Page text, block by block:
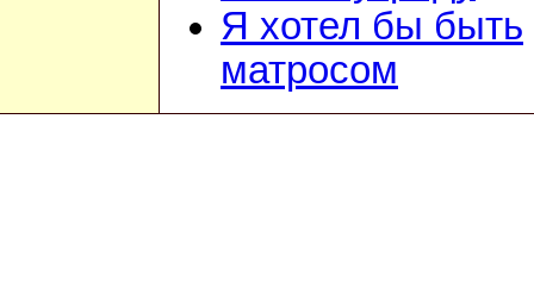
Я хотел бы быть
матросом